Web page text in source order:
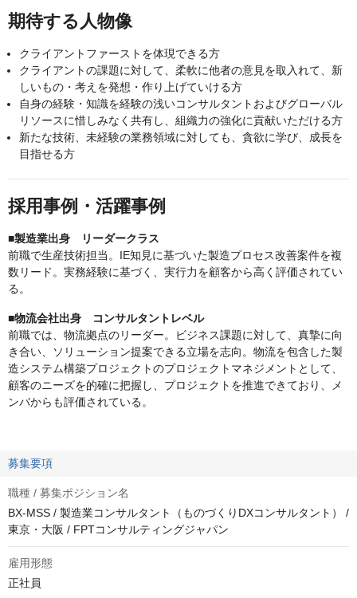
期待する人物像
クライアントファーストを体現できる方
クライアントの課題に対して、柔軟に他者の意見を取入れて、新
しいもの・考えを発想・作り上げていける方
自身の経験・知識を経験の浅いコンサルタントおよびグローバル
リソースに惜しみなく共有し、組織力の強化に貢献いただける方
新たな技術、未経験の業務領域に対しても、貪欲に学び、成長を
目指せる方
採用事例・活躍事例
■製造業出身 リーダークラス
前職で生産技術担当。IE知見に基づいた製造プロセス改善案件を複
数リード。実務経験に基づく、実行力を顧客から高く評価されてい
る。
■物流会社出身 コンサルタントレベル
前職では、物流拠点のリーダー。ビジネス課題に対して、真摯に向
き合い、ソリューション提案できる立場を志向。物流を包含した製
造システム構築プロジェクトのプロジェクトマネジメントとして、
顧客のニーズを的確に把握し、プロジェクトを推進できており、メ
ンバからも評価されている。
募集要項
職種 / 募集ポジション名
BX-MSS / 製造業コンサルタント（ものづくりDXコンサルタント） /
東京・大阪 / FPTコンサルティングジャパン
雇用形態
正社員